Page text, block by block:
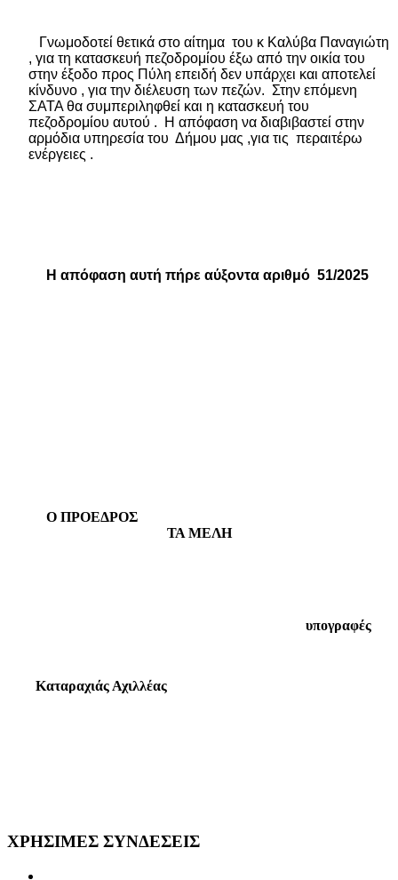
Γνωμοδοτεί θετικά στο αίτημα του κ Καλύβα Παναγιώτη
, για τη κατασκευή πεζοδρομίου έξω από την οικία του
στην έξοδο προς Πύλη επειδή δεν υπάρχει και αποτελεί
κίνδυνο , για την διέλευση των πεζών. Στην επόμενη
ΣΑΤΑ θα συμπεριληφθεί και η κατασκευή του
πεζοδρομίου αυτού .
Η απόφαση να διαβιβαστεί στην
αρμόδια υπηρεσία του Δήμου μας ,για τις περαιτέρω
ενέργειες .
Η απόφαση αυτή πήρε αύξοντα αριθμό 51/2025
Ο ΠΡΟΕΔΡΟΣ
ΤΑ ΜΕΛΗ
υπογραφές
Καταραχιάς Αχιλλέας
ΧΡΗΣΙΜΕΣ ΣΥΝΔΕΣΕΙΣ